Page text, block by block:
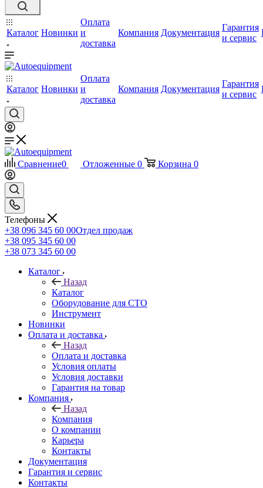
Каталог Новинки
Оплата
и
доставка
Компания Документация
Гарантия
и сервис
Каталог Новинки
Оплата
и
доставка
Компания Документация
Гарантия
и сервис
Сравнение0 Отложенные 0 Корзина 0
Телефоны
+38 096 345 60 00Отдел продаж
+38 095 345 60 00
+38 073 345 60 00
Каталог
Назад
Каталог
Оборудование для СТО
Инструмент
Новинки
Оплата и доставка
Назад
Оплата и доставка
Условия оплаты
Условия доставки
Гарантия на товар
Компания
Назад
Компания
О компании
Карьера
Контакты
Документация
Гарантия и сервис
Контакты